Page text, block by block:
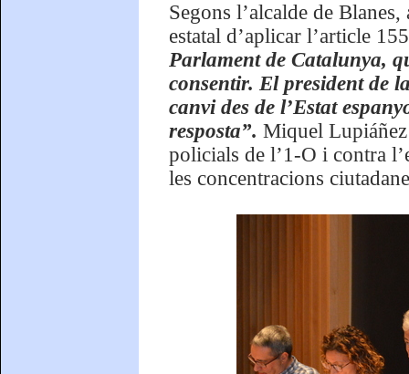
Segons l’alcalde de
estatal d’aplicar l’article
Parlament de Catalunya,
consentir. El president de
canvi des de l’Estat
resposta”. Miquel
policials de l’1-O i contra
les concentracions